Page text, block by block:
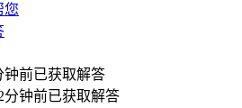
您
前已获取解答
钟前已获取解答